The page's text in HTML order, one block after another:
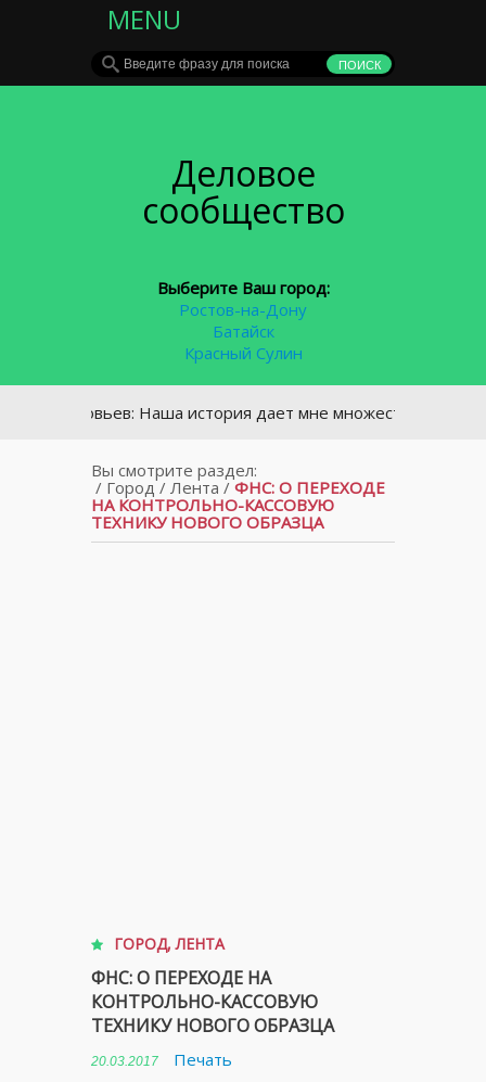
MENU
Деловое
сообщество
Выберите Ваш город:
Ростов-на-Дону
Батайск
Красный Сулин
Наша история дает мне множество уроков для
Вы смотрите раздел:
/ Город/ Лента / ФНС: О ПЕРЕХОДЕ
НА КОНТРОЛЬНО-КАССОВУЮ
ТЕХНИКУ НОВОГО ОБРАЗЦА
ГОРОД,ЛЕНТА
ФНС: О ПЕРЕХОДЕ НА
КОНТРОЛЬНО-КАССОВУЮ
ТЕХНИКУ НОВОГО ОБРАЗЦА
20.03.2017
Печать